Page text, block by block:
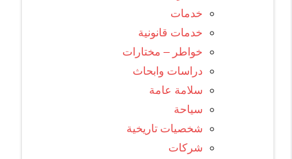
خدمات
خدمات قانونية
خواطر – مختارات
دراسات وابحاث
سلامة عامة
سياحة
شخصيات تاريخية
شركات